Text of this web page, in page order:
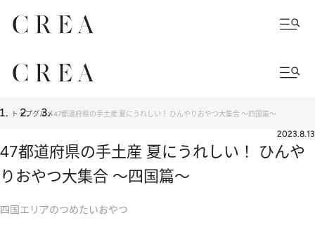
トップグルメ47都道府県の手土産 夏にうれしい！ ひんやりおやつ大集合 ～四国篇～
2023.8.13
47都道府県の手土産 夏にうれしい！ ひんや
りおやつ大集合 ～四国篇～
四国エリアのつめたいおやつ